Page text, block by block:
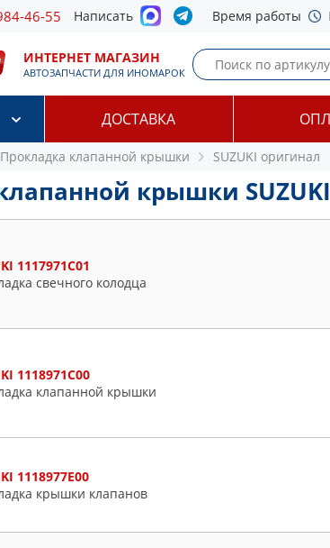
46-55 Написать Время работы
ИНТЕРНЕТ МАГАЗИН
АВТОЗАПЧАСТИ ДЛЯ ИНОМАРОК
ДОСТАВКА
Прокладка клапанной крышки SUZUKI оригинал
крышки
1117971C01
свечного колодца
1118971C00
клапанной крышки
1118977E00
крышки клапанов